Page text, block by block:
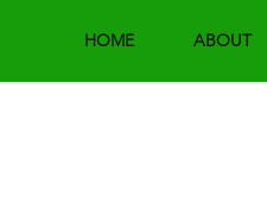
HOME ABOUT